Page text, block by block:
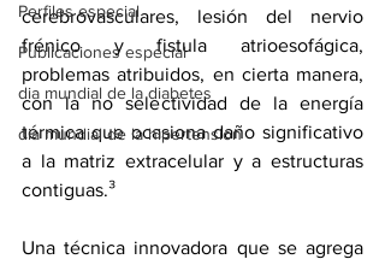
Perfiles especial
Publicaciones especial
dia mundial de la diabetes
dia mundial de la hipertension
cerebrovasculares, lesión del nervio
frénico y fistula atrioesofágica,
problemas atribuidos, en cierta manera,
con la no selectividad de la energía
térmica que ocasiona daño significativo
a la matriz extracelular y a estructuras
contiguas.³
Una técnica innovadora que se agrega